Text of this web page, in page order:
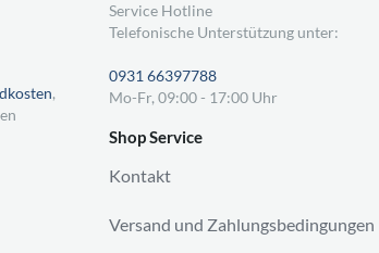
,
Service Hotline
Telefonische Unterstützung unter:
0931 66397788
Mo-Fr, 09:00 - 17:00 Uhr
Shop Service
Kontakt
Versand und Zahlungsbedingungen